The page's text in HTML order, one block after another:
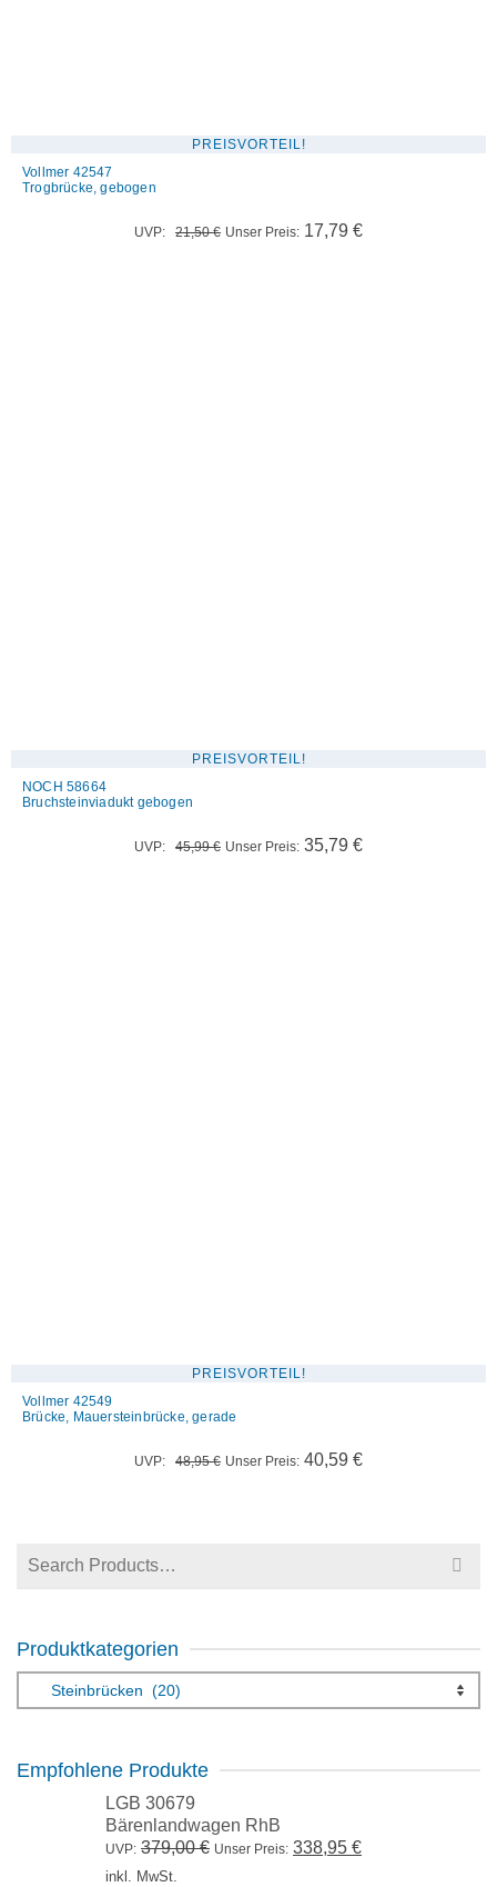
PREISVORTEIL!
Vollmer 42547
Trogbrücke, gebogen
UVP: 21,50€ Ursprünglicher
Unser Preis: 17,79 €Aktueller
PREISVORTEIL!
NOCH 58664
Bruchsteinviadukt gebogen
UVP: 45,99€ Ursprünglicher
Unser Preis: 35,79 €Aktueller
PREISVORTEIL!
Vollmer 42549
Brücke, Mauersteinbrücke, gerade
UVP: 48,95€ Ursprünglicher
Unser Preis: 40,59 €Aktueller
nach:
Produktkategorien
Empfohlene Produkte
LGB 30679
Bärenlandwagen RhB
UVP: 379,00€ Ursprünglicher
Unser Preis: 338,95 €Aktueller
inkl. MwSt.